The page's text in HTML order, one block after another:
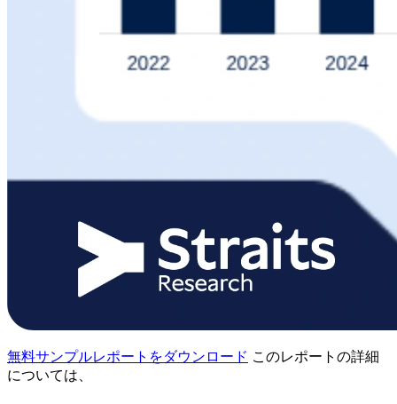
無料サンプルレポートをダウンロード このレポートの詳細
については、